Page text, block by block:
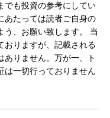
でも投資の参考にしてい
あたっては読者ご自身の
う、お願い致します。 当
おりますが、記載される
ありません。万が一、ト
は一切行っておりません